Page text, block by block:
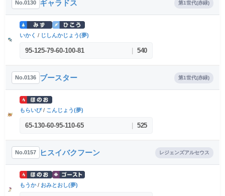
No.0130 ギャラドス 第1世代(赤緑)
いかく / じしんかじょう(夢)
95-125-79-60-100-81 540
No.0136 ブースター 第1世代(赤緑)
もらいび/ こんじょう(夢)
65-130-60-95-110-65 525
No.0157 ヒスイバクフーン レジェンズアルセウス
もうか/ おみとおし(夢)